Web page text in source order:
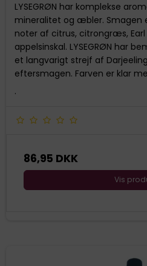
LYSEGRØN har komplekse
mineralitet og æbler. Smagen
noter af citrus, citrongræs, Earl
appelsinskal. LYSEGRØN har
et langvarigt strejf af
eftersmagen. Farven er klar
.
86,95 DKK
Vis